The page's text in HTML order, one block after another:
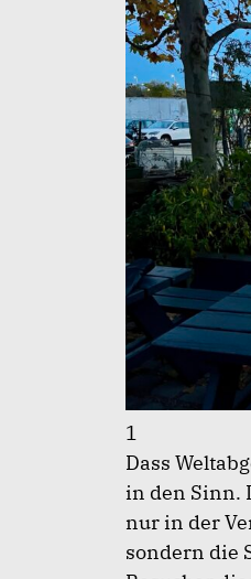
1
Dass
in den Sinn.
nur in der
sondern die